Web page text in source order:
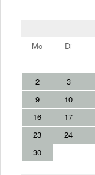
Mo
Di
2
3
9
10
16
17
23
24
30